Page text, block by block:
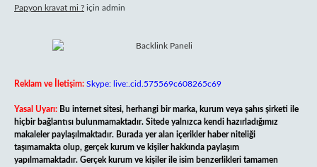
Papyon kravat mi ? için admin
Reklam ve İletişim: Skype: live:.cid.575569c608265c69
Yasal Uyarı: Bu internet sitesi, herhangi bir marka, kurum veya şahıs şirketi ile
hiçbir bağlantısı bulunmamaktadır. Sitede yalnızca kendi hazırladığımız
makaleler paylaşılmaktadır. Burada yer alan içerikler haber niteliği
taşımamakta olup, gerçek kurum ve kişiler hakkında paylaşım
yapılmamaktadır. Gerçek kurum ve kişiler ile isim benzerlikleri tamamen